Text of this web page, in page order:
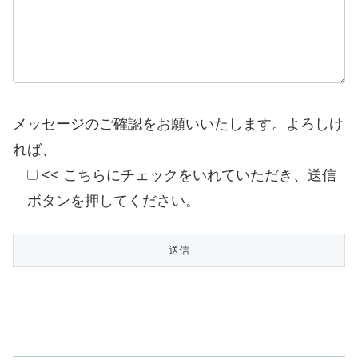
メッセージのご確認をお願いいたします。よろしけ
れば、
<< こちらにチェックをいれていただき、送信
ボタンを押してください。